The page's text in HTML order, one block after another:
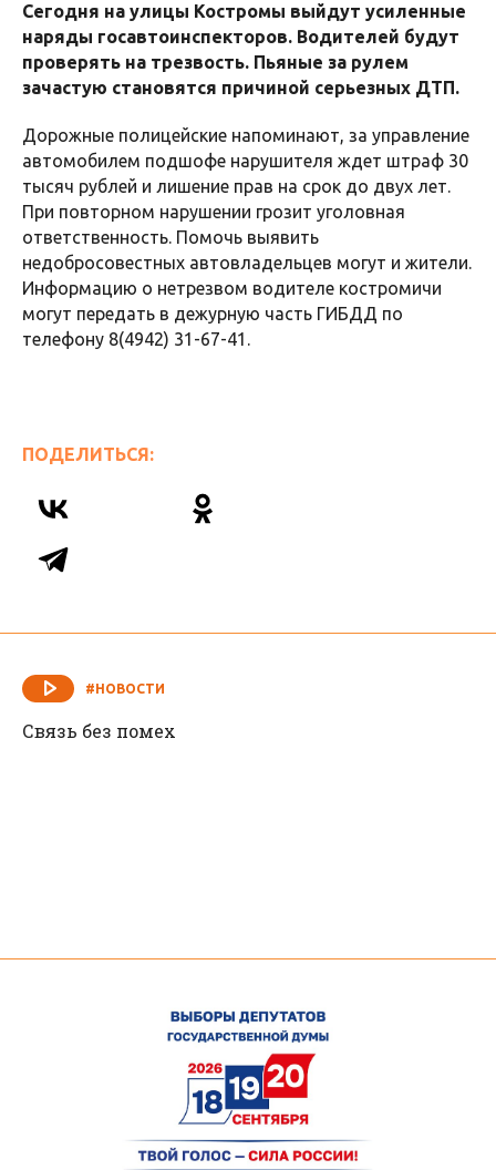
Сегодня на улицы Костромы выйдут усиленные
наряды госавтоинспекторов. Водителей будут
проверять на трезвость. Пьяные за рулем
зачастую становятся причиной серьезных ДТП.
Дорожные полицейские напоминают, за управление
автомобилем подшофе нарушителя ждет штраф 30
тысяч рублей и лишение прав на срок до двух лет.
При повторном нарушении грозит уголовная
ответственность. Помочь выявить
недобросовестных автовладельцев могут и жители.
Информацию о нетрезвом водителе костромичи
могут передать в дежурную часть ГИБДД по
телефону 8(4942) 31-67-41.
ПОДЕЛИТЬСЯ:
#НОВОСТИ
Связь без помех